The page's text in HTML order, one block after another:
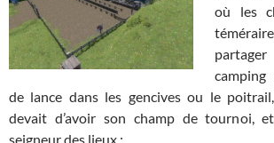
où les
camping
de lance dans les gencives ou le
devait d’avoir son champ de tournoi,
seigneur des lieux :